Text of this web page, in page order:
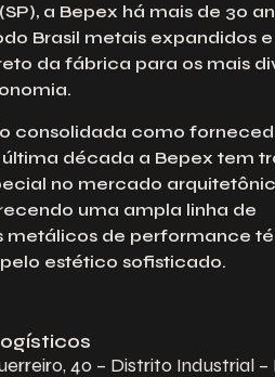
a Bepex há mais de 30
Brasil metais expandidos e
da fábrica para os mais
consolidada como
última década a Bepex tem
no mercado
uma ampla linha de
metálicos de performance
estético sofisticado.
40 – Distrito Industrial –